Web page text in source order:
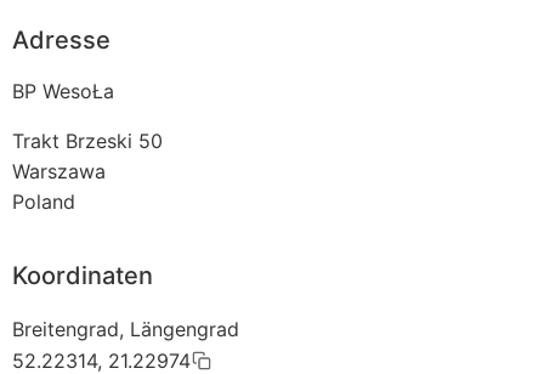
Adresse
BP WesoŁa
Trakt Brzeski 50
Warszawa
Poland
Koordinaten
Breitengrad, Längengrad
52.22314, 21.22974